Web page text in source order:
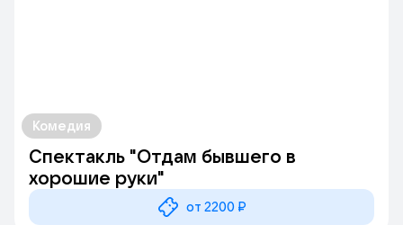
Комедия
Спектакль "Отдам бывшего в
хорошие руки"
от 2200 ₽